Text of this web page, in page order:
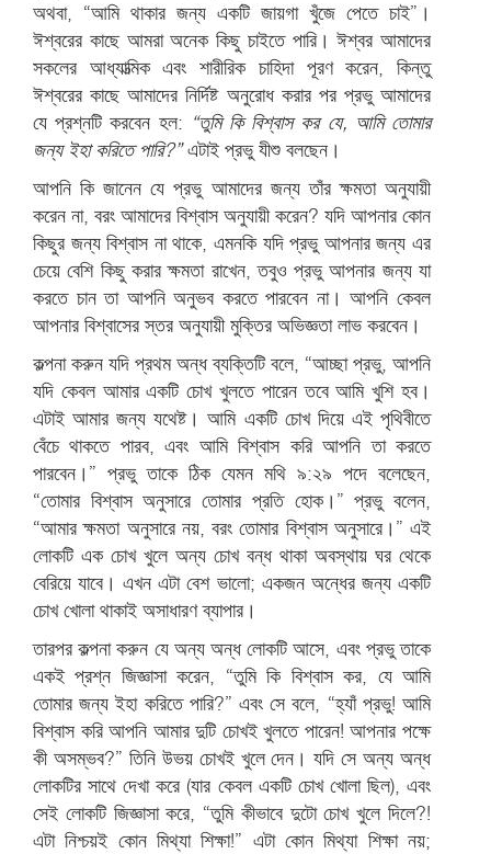
অথবা, “আমি থাকার জন্য একটি জায়গা খুঁজে পেতে চাই”।
ঈশ্বরের কাছে আমরা অনেক কিছু চাইতে পারি। ঈশ্বর আমাদের
সকলের আধ্যাত্মিক এবং শারীরিক চাহিদা পূরণ করেন, কিন্তু
ঈশ্বরের কাছে আমাদের নির্দিষ্ট অনুরোধ করার পর প্রভু আমাদের
যে প্রশ্নটি করবেন হল: “তুমি কি বিশ্বাস কর যে, আমি তোমার
জন্য ইহা করিতে পারি?”এটাই প্রভু যীশু বলছেন।
আপনি কি জানেন যে প্রভু আমাদের জন্য তাঁর ক্ষমতা অনুযায়ী
করেন না, বরং আমাদের বিশ্বাস অনুযায়ী করেন? যদি আপনার কোন
কিছুর জন্য বিশ্বাস না থাকে, এমনকি যদি প্রভু আপনার জন্য এর
চেয়ে বেশি কিছু করার ক্ষমতা রাখেন, তবুও প্রভু আপনার জন্য যা
করতে চান তা আপনি অনুভব করতে পারবেন না। আপনি কেবল
আপনার বিশ্বাসের স্তর অনুযায়ী মুক্তির অভিজ্ঞতা লাভ করবেন।
কল্পনা করুন যদি প্রথম অন্ধ ব্যক্তিটি বলে, “আচ্ছা প্রভু, আপনি
যদি কেবল আমার একটি চোখ খুলতে পারেন তবে আমি খুশি হব।
এটাই আমার জন্য যথেষ্ট। আমি একটি চোখ দিয়ে এই পৃথিবীতে
বেঁচে থাকতে পারব, এবং আমি বিশ্বাস করি আপনি তা করতে
পারবেন।” প্রভু তাকে ঠিক যেমন মথি ৯:২৯ পদে বলেছেন,
“তোমার বিশ্বাস অনুসারে তোমার প্রতি হোক।” প্রভু বলেন,
“আমার ক্ষমতা অনুসারে নয়, বরং তোমার বিশ্বাস অনুসারে।” এই
লোকটি এক চোখ খুলে অন্য চোখ বন্ধ থাকা অবস্থায় ঘর থেকে
বেরিয়ে যাবে। এখন এটা বেশ ভালো; একজন অন্ধের জন্য একটি
চোখ খোলা থাকাই অসাধারণ ব্যাপার।
তারপর কল্পনা করুন যে অন্য অন্ধ লোকটি আসে, এবং প্রভু তাকে
একই প্রশ্ন জিজ্ঞাসা করেন, “তুমি কি বিশ্বাস কর, যে আমি
তোমার জন্য ইহা করিতে পারি?” এবং সে বলে, “হ্যাঁ প্রভু! আমি
বিশ্বাস করি আপনি আমার দুটি চোখই খুলতে পারেন! আপনার পক্ষে
কী অসম্ভব?” তিনি উভয় চোখই খুলে দেন। যদি সে অন্য অন্ধ
লোকটির সাথে দেখা করে (যার কেবল একটি চোখ খোলা ছিল), এবং
সেই লোকটি জিজ্ঞাসা করে, “তুমি কীভাবে দুটো চোখ খুলে দিলে?!
এটা নিশ্চয়ই কোন মিথ্যা শিক্ষা!” এটা কোন মিথ্যা শিক্ষা নয়;